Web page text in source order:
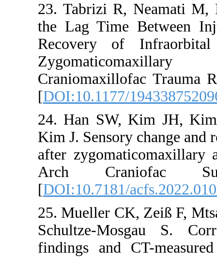
23. Tabrizi R,
the Lag Time
Recovery of
[DOI:10.1177/
24. Han SW,
Kim J.
after
Arch
[DOI:10.7181/
25. Mueller
Schultze-
findings and